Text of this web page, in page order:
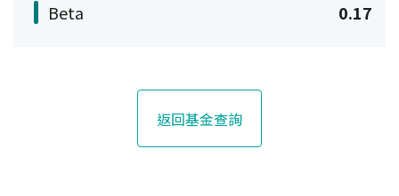
Beta 0.17
返回基金查詢